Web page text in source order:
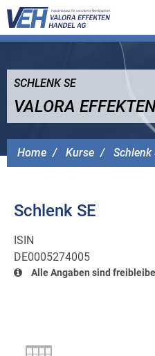
Home Kurse Schlenk
SCHLENK SE
VALORA
Schlenk SE
ISIN
DE0005274005
Alle Angaben sind